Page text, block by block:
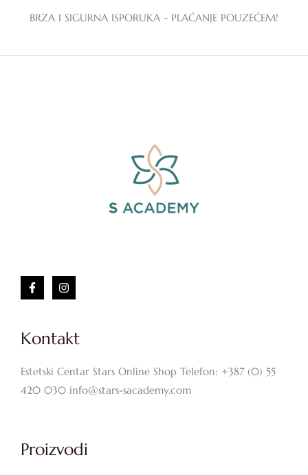
BRZA I SIGURNA ISPORUKA - PLAĆANJE POUZEĆEM!
Kontakt
Estetski Centar Stars Online Shop Telefon: +387 (0) 55
420 030 info@stars-sacademy.com
Proizvodi